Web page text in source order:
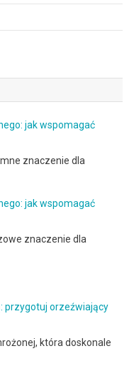
jak wspomagać
znaczenie dla
jak wspomagać
znaczenie dla
przygotuj orzeźwiający
która doskonale